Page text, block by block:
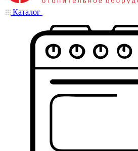
Каталог